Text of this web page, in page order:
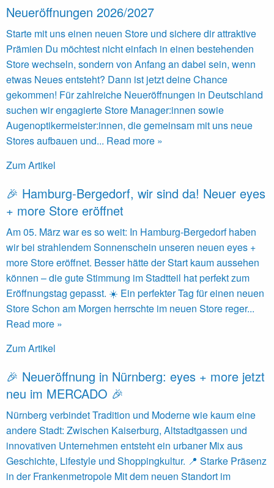
Neueröffnungen 2026/2027
Starte mit uns einen neuen Store und sichere dir attraktive
Prämien Du möchtest nicht einfach in einen bestehenden
Store wechseln, sondern von Anfang an dabei sein, wenn
etwas Neues entsteht? Dann ist jetzt deine Chance
gekommen! Für zahlreiche Neueröffnungen in Deutschland
suchen wir engagierte Store Manager:innen sowie
Augenoptikermeister:innen, die gemeinsam mit uns neue
Stores aufbauen und... Read more »
Zum Artikel
🎉 Hamburg‑Bergedorf, wir sind da! Neuer eyes
+ more Store eröffnet
Am 05. März war es so weit: In Hamburg‑Bergedorf haben
wir bei strahlendem Sonnenschein unseren neuen eyes +
more Store eröffnet. Besser hätte der Start kaum aussehen
können – die gute Stimmung im Stadtteil hat perfekt zum
Eröffnungstag gepasst. ☀️ Ein perfekter Tag für einen neuen
Store Schon am Morgen herrschte im neuen Store reger...
Read more »
Zum Artikel
🎉 Neueröffnung in Nürnberg: eyes + more jetzt
neu im MERCADO 🎉
Nürnberg verbindet Tradition und Moderne wie kaum eine
andere Stadt: Zwischen Kaiserburg, Altstadtgassen und
innovativen Unternehmen entsteht ein urbaner Mix aus
Geschichte, Lifestyle und Shoppingkultur. 📍 Starke Präsenz
in der Frankenmetropole Mit dem neuen Standort im